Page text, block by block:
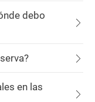
debo
en las